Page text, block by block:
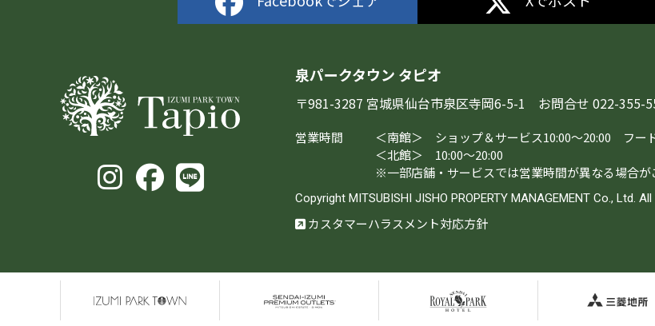
泉パークタウン タピオ
〒981-3287 宮城県仙台市泉区寺岡6-5-1 お問合せ 022-355-
営業時間 ＜南館＞ ショップ＆サービス10:00～20:00 フー
＜北館＞ 10:00～20:00
※一部店舗・サービスでは営業時間が異なる場合が
Copyright MITSUBISHI JISHO PROPERTY MANAGEMENT Co., Ltd. All
カスタマーハラスメント対応方針